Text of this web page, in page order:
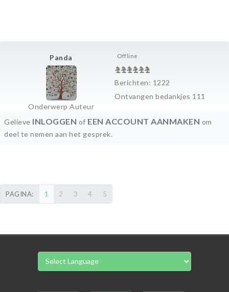
Panda
Onderwerp Auteur
Offline
Berichten: 1222
Ontvangen bedankjes 111
Gelieve INLOGGEN of EEN ACCOUNT AANMAKEN om
deel te nemen aan het gesprek.
PAGINA: 1 2 3 4 5